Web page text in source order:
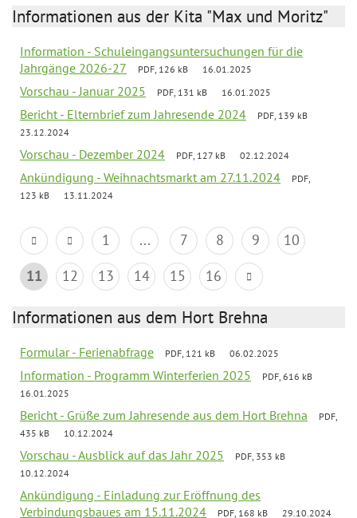
Informationen aus der Kita "Max und Moritz"
Information - Schuleingangsuntersuchungen für die
Jahrgänge 2026-27
PDF, 126 kB 16.01.2025
Vorschau - Januar 2025 PDF, 131 kB 16.01.2025
Bericht - Elternbrief zum Jahresende 2024
PDF, 139 kB
23.12.2024
Vorschau - Dezember 2024 PDF, 127 kB 02.12.2024
Ankündigung - Weihnachtsmarkt am 27.11.2024
PDF,
123 kB
13.11.2024
1 ... 7 8 9
10
11
12 13 14 15 16
Informationen aus dem Hort Brehna
Formular - Ferienabfrage PDF, 121 kB 06.02.2025
Information - Programm Winterferien 2025
PDF, 616 kB
16.01.2025
Bericht - Grüße zum Jahresende aus dem Hort Brehna
PDF,
435 kB
10.12.2024
Vorschau - Ausblick auf das Jahr 2025
PDF, 353 kB
10.12.2024
Ankündigung - Einladung zur Eröffnung des
Verbindungsbaues am 15.11.2024
PDF, 168 kB 29.10.2024